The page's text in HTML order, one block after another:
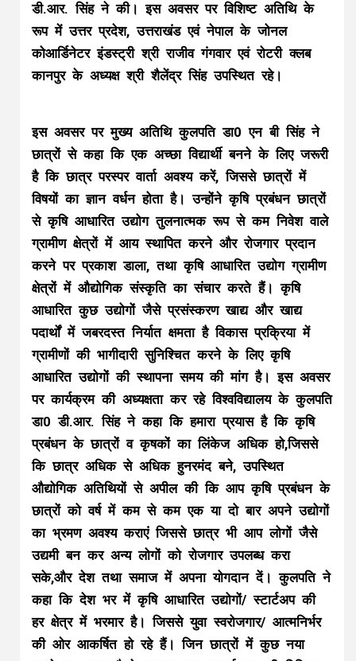
डी.आर. सिंह ने की। इस अवसर पर विशिष्ट अतिथि के
रूप में उत्तर प्रदेश, उत्तराखंड एवं नेपाल के जोनल
कोआर्डिनेटर इंडस्ट्री श्री राजीव गंगवार एवं रोटरी क्लब
कानपुर के अध्यक्ष श्री शैलेंद्र सिंह उपस्थित रहे।
इस अवसर पर मुख्य अतिथि कुलपति डा0 एन बी सिंह ने
छात्रों से कहा कि एक अच्छा विद्यार्थी बनने के लिए जरूरी
है कि छात्र परस्पर वार्ता अवश्य करें, जिससे छात्रों में
विषयों का ज्ञान वर्धन होता है। उन्होंने कृषि प्रबंधन छात्रों
से कृषि आधारित उद्योग तुलनात्मक रूप से कम निवेश वाले
ग्रामीण क्षेत्रों में आय स्थापित करने और रोजगार प्रदान
करने पर प्रकाश डाला, तथा कृषि आधारित उद्योग ग्रामीण
क्षेत्रों में औद्योगिक संस्कृति का संचार करते हैं। कृषि
आधारित कुछ उद्योगों जैसे प्रसंस्करण खाद्य और खाद्य
पदार्थों में जबरदस्त निर्यात क्षमता है विकास प्रक्रिया में
ग्रामीणों की भागीदारी सुनिश्चित करने के लिए कृषि
आधारित उद्योगों की स्थापना समय की मांग है। इस अवसर
पर कार्यक्रम की अध्यक्षता कर रहे विश्वविद्यालय के कुलपति
डा0 डी.आर. सिंह ने कहा कि हमारा प्रयास है कि कृषि
प्रबंधन के छात्रों व कृषकों का लिंकेज अधिक हो,जिससे
कि छात्र अधिक से अधिक हुनरमंद बने, उपस्थित
औद्योगिक अतिथियों से अपील की कि आप कृषि प्रबंधन के
छात्रों को वर्ष में कम से कम एक या दो बार अपने उद्योगों
का भ्रमण अवश्य कराएं जिससे छात्र भी आप लोगों जैसे
उद्यमी बन कर अन्य लोगों को रोजगार उपलब्ध करा
सके,और देश तथा समाज में अपना योगदान दें। कुलपति ने
कहा कि देश भर में कृषि आधारित उद्योगों/ स्टार्टअप की
हर क्षेत्र में भरमार है। जिससे युवा स्वरोजगार/ आत्मनिर्भर
की ओर आकर्षित हो रहे हैं। जिन छात्रों में कुछ नया